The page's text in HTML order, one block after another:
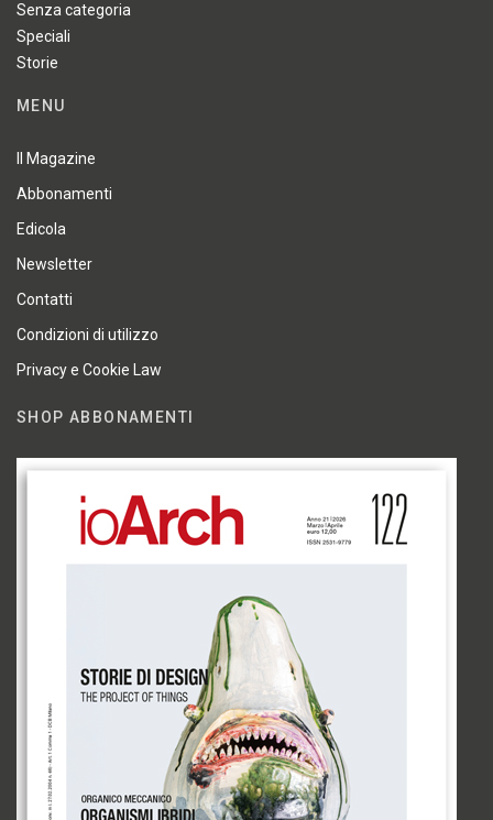
Senza categoria
Speciali
Storie
MENU
Il Magazine
Abbonamenti
Edicola
Newsletter
Contatti
Condizioni di utilizzo
Privacy e Cookie Law
SHOP ABBONAMENTI